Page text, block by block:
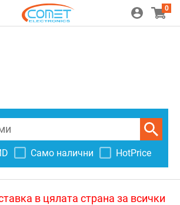
0
Само налични HotPrice
в цялата страна за всички